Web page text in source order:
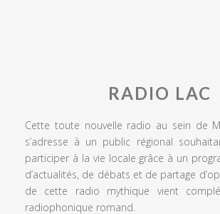
RADIO LAC
Cette toute nouvelle radio au sein de
s’adresse à un public régional
participer à la vie locale grâce à un
d’actualités, de débats et de partage
de cette radio mythique vient
radiophonique romand.